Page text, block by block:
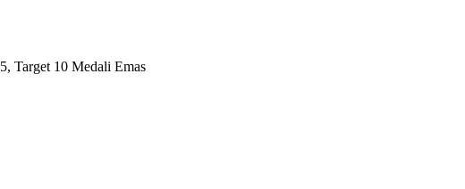
Target 10 Medali Emas